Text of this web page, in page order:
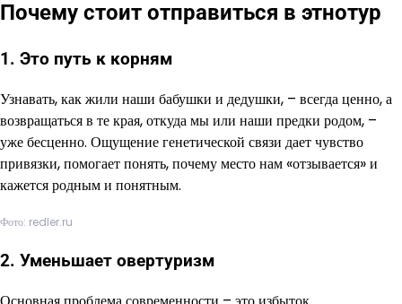
Почему стоит отправиться в этнотур
1. Это путь к корням
Узнавать, как жили наши бабушки и дедушки, – всегда ценно, а
возвращаться в те края, откуда мы или наши предки родом, –
уже бесценно. Ощущение генетической связи дает чувство
привязки, помогает понять, почему место нам «отзывается» и
кажется родным и понятным.
Фото: redler.ru
2. Уменьшает овертуризм